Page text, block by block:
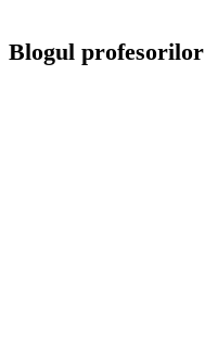
Blogul profesorilor